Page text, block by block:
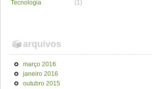
Tecnologia
(1)
arquivos
março 2016
janeiro 2016
outubro 2015